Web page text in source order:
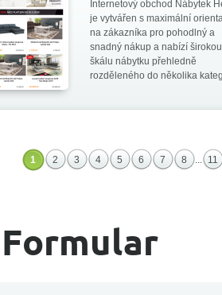
Internetový obchod Nábytek
je vytvářen s maximální
na zákazníka pro pohodlný a
snadný nákup a nabízí širokou
škálu nábytku přehledně
rozděleného do několika
1 2 3 4 5 6 7 8 ... 11
Formular